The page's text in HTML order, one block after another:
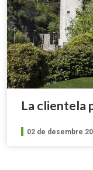
La clientela
02 de desembre